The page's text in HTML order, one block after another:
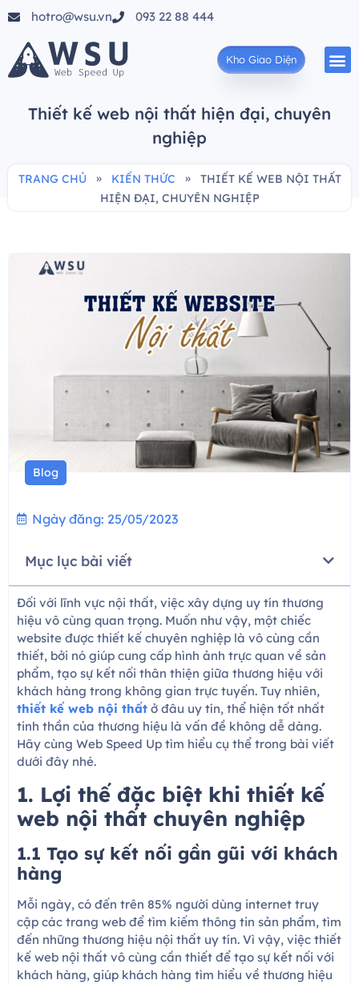
hotro@wsu.vn 093 22 88 444
Kho Giao Diện
Thiết kế web nội thất hiện đại, chuyên
nghiệp
TRANG CHỦ » KIẾN THỨC »
THIẾT KẾ WEB NỘI THẤT
HIỆN ĐẠI, CHUYÊN NGHIỆP
Blog
Ngày đăng: 25/05/2023
Mục lục bài viết
Đối với lĩnh vực nội thất, việc xây dựng uy tín thương
hiệu vô cùng quan trọng. Muốn như vậy, một chiếc
website được thiết kế chuyên nghiệp là vô cùng cần
thiết, bởi nó giúp cung cấp hình ảnh trực quan về sản
phẩm, tạo sự kết nối thân thiện giữa thương hiệu với
khách hàng trong không gian trực tuyến. Tuy nhiên,
thiết kế web nội thất ở đâu uy tín, thể hiện tốt nhất
tinh thần của thương hiệu là vấn đề không dễ dàng.
Hãy cùng Web Speed Up tìm hiểu cụ thể trong bài viết
dưới đây nhé.
1. Lợi thế đặc biệt khi thiết kế
web nội thất chuyên nghiệp
1.1 Tạo sự kết nối gần gũi với khách
hàng
Mỗi ngày, có đến trên 85% người dùng internet truy
cập các trang web để tìm kiếm thông tin sản phẩm, tìm
đến những thương hiệu nội thất uy tín. Vì vậy, việc thiết
kế web nội thất vô cùng cần thiết để tạo sự kết nối với
khách hàng, giúp khách hàng tìm hiểu về thương hiệu